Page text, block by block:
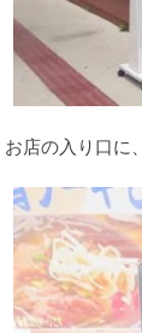
お店の入り口に